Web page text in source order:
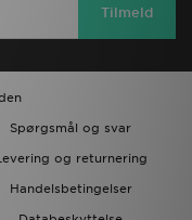
Tilmeld
Spørgsmål og svar
og returnering
Handelsbetingelser